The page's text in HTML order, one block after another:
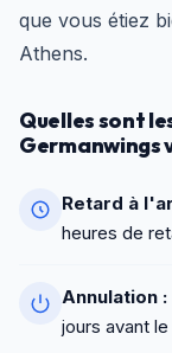
que vous étiez
Athens.
Quelles sont
Germanwings
Retard à
heures de
Annulation :
jours avant